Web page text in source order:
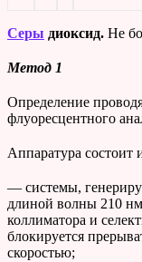
Серы диоксид. Не
Метод 1
Определение
флуоресцентного
Аппаратура
— системы,
длиной волны 210
коллиматора и
блокируется
скоростью;